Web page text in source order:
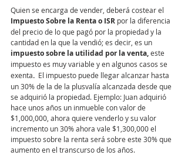
Quien se encarga de vender, deberá costear el
Impuesto Sobre la Renta o ISR por la diferencia
del precio de lo que pagó por la propiedad y la
cantidad en la que la vendió; es decir, es un
impuesto sobre la utilidad por la venta, este
impuesto es muy variable y en algunos casos se
exenta. El impuesto puede llegar alcanzar hasta
un 30% de la de la plusvalía alcanzada desde que
se adquirió la propiedad. Ejemplo: Juan adquirió
hace unos años un inmueble con valor de
$1,000,000, ahora quiere venderlo y su valor
incremento un 30% ahora vale $1,300,000 el
impuesto sobre la renta será sobre este 30% que
aumento en el transcurso de los años.